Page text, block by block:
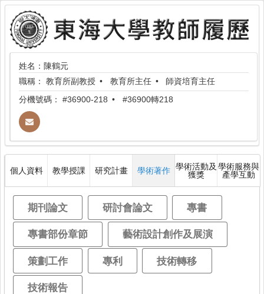
姓名：陳鶴元
職稱： 教育所副教授 教育所主任
師資培育主任
分機號碼： #36900-218 #36900轉218
個人資料 教學授課 研究計畫 學術著作 學術活動及
獲獎
學術服務與
產學互動
期刊論文 研討會論文 專書
專書部份章節 藝術設計創作及展演
策劃工作 專利 技術轉移
技術報告